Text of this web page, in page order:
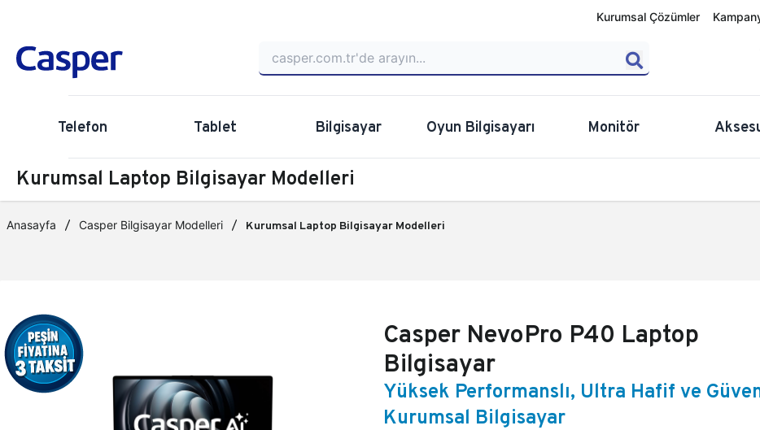
Kurumsal Çözümler
Telefon Tablet Bilgisayar Oyun Bilgisayarı Monitör
Kurumsal Laptop Bilgisayar Modelleri
Anasayfa Casper Bilgisayar Modelleri Kurumsal Laptop Bilgisayar Modelleri
Casper NevoPro P40 Laptop
Bilgisayar
Yüksek Performanslı, Ultra Hafif ve
Kurumsal Bilgisayar